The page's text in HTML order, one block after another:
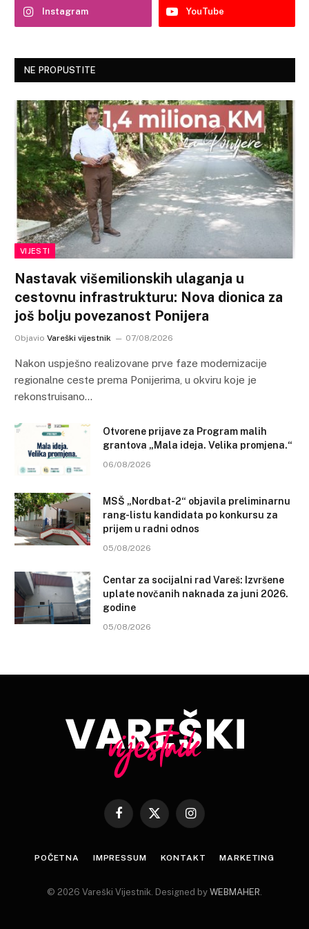
Instagram YouTube
NE PROPUSTITE
VIJESTI
Nastavak višemilionskih ulaganja u
cestovnu infrastrukturu: Nova dionica za
još bolju povezanost Ponijera
Objavio Vareški vijestnik 07/08/2026
Nakon uspješno realizovane prve faze modernizacije
regionalne ceste prema Ponijerima, u okviru koje je
rekonstruisano…
Otvorene prijave za Program malih
grantova „Mala ideja. Velika promjena.“
06/08/2026
MSŠ „Nordbat-2“ objavila preliminarnu
rang-listu kandidata po konkursu za
prijem u radni odnos
05/08/2026
Centar za socijalni rad Vareš: Izvršene
uplate novčanih naknada za juni 2026.
godine
05/08/2026
Facebook
X
Instagram
POČETNA IMPRESSUM KONTAKT MARKETING
© 2026 Vareški Vijestnik. Designed by WEBMAHER.